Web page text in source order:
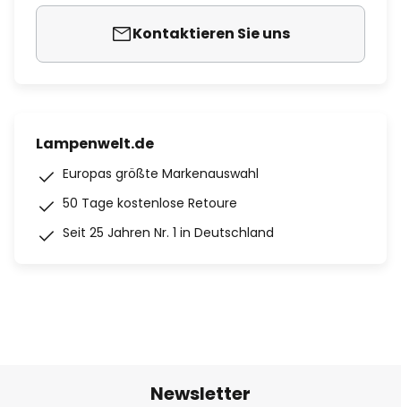
Kontaktieren Sie uns
Lampenwelt.de
Europas größte Markenauswahl
50 Tage kostenlose Retoure
Seit 25 Jahren Nr. 1 in Deutschland
Newsletter